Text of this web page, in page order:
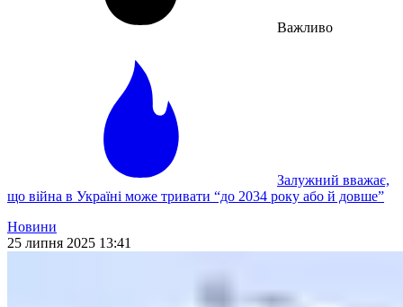
Важливо
Залужний вважає,
що війна в Україні може тривати “до 2034 року або й довше”
Новини
25 липня 2025 13:41